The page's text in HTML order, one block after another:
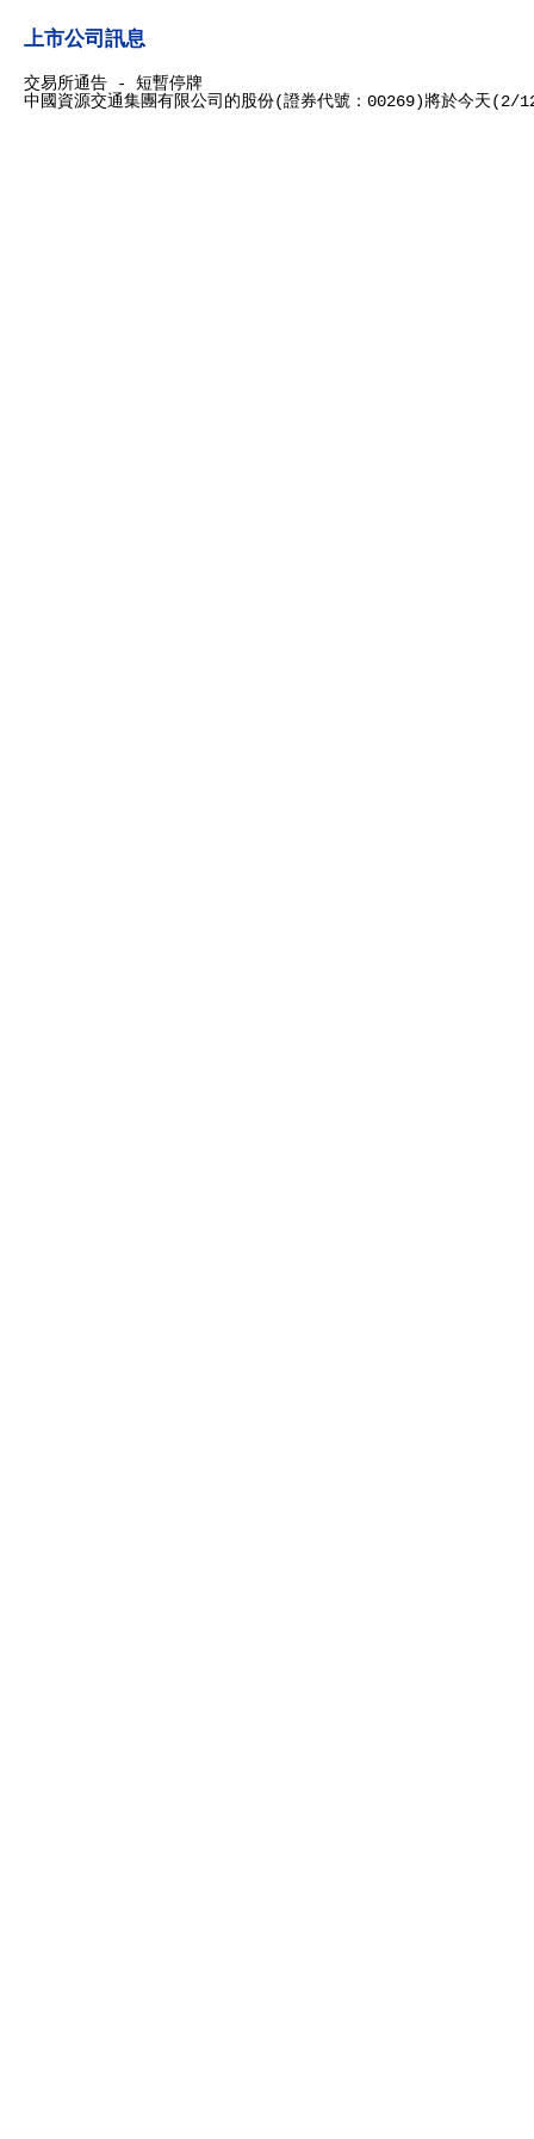
上市公司訊息
交易所通告 - 短暫停牌
中國資源交通集團有限公司的股份(證券代號：00269)將於今天(2/